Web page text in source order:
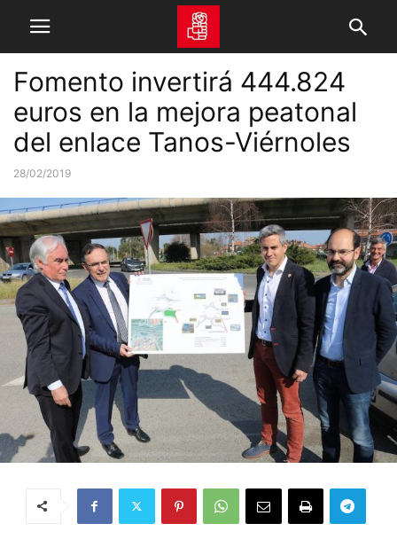
Fomento invertirá 444.824
euros en la mejora peatonal
del enlace Tanos-Viérnoles
28/02/2019